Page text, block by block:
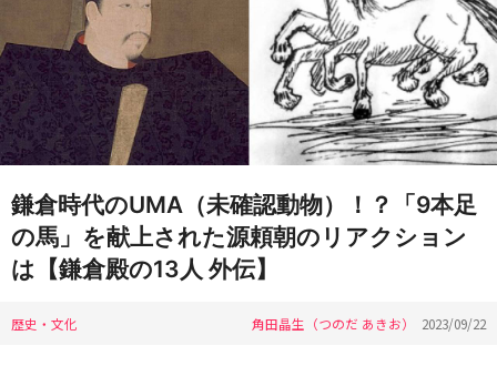
鎌倉時代のUMA（未確認動物）！？「9本足
の馬」を献上された源頼朝のリアクション
は【鎌倉殿の13人 外伝】
歴史・文化 角田晶生（つのだ あきお） 2023/09/22